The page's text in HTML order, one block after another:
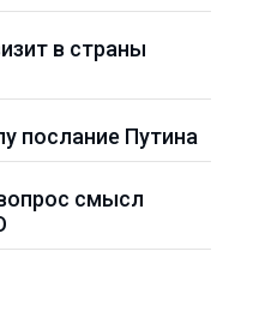
в страны
послание Путина
смысл